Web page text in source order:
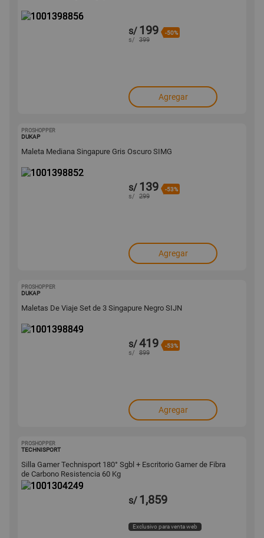
s/ 199 -50%
s/ 399
Agregar
PROSHOPPER
DUKAP
Maleta Mediana Singapure Gris Oscuro SIMG
s/ 139 -53%
s/ 299
Agregar
PROSHOPPER
DUKAP
Maletas De Viaje Set de 3 Singapure Negro SIJN
s/419 -53%
s/ 899
Agregar
PROSHOPPER
TECHNISPORT
Silla Gamer Technisport 180° Sgbl + Escritorio Gamer de Fibra
de Carbono Resistencia 60 Kg
s/ 1,859
Exclusivo para venta web